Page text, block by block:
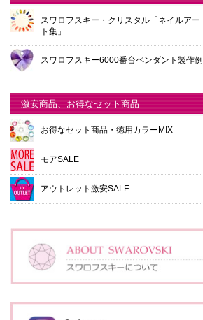
スワロフスキー・クリスタル「ネイルアー
ト集」
スワロフスキー6000番台ペンダント製作例
激安商品、お得なセット商品
お得なセット商品・徳用カラーMIX
モアSALE
アウトレット激安SALE